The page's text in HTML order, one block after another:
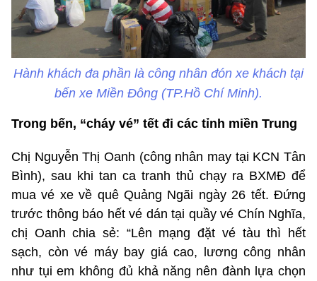
Hành khách đa phần là công nhân đón xe khách tại
bến xe Miền Đông (TP.Hồ Chí Minh).
Trong bến, “cháy vé” tết đi các tỉnh miền Trung
Chị Nguyễn Thị Oanh (công nhân may tại KCN Tân
Bình), sau khi tan ca tranh thủ chạy ra BXMĐ để
mua vé xe về quê Quảng Ngãi ngày 26 tết. Đứng
trước thông báo hết vé dán tại quầy vé Chín Nghĩa,
chị Oanh chia sẻ: “Lên mạng đặt vé tàu thì hết
sạch, còn vé máy bay giá cao, lương công nhân
như tụi em không đủ khả năng nên đành lựa chọn